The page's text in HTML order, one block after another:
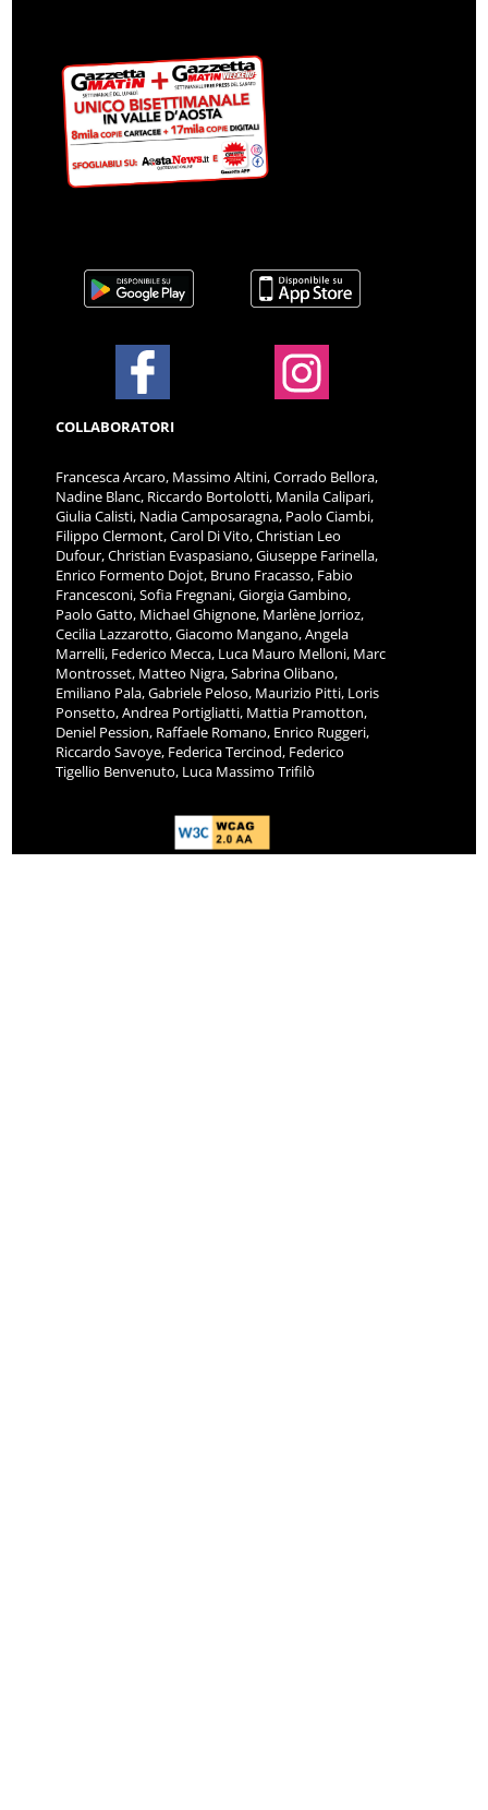
COLLABORATORI
Francesca Arcaro, Massimo Altini, Corrado Bellora,
Nadine Blanc, Riccardo Bortolotti, Manila Calipari,
Giulia Calisti, Nadia Camposaragna, Paolo Ciambi,
Filippo Clermont, Carol Di Vito, Christian Leo
Dufour, Christian Evaspasiano, Giuseppe Farinella,
Enrico Formento Dojot, Bruno Fracasso, Fabio
Francesconi, Sofia Fregnani, Giorgia Gambino,
Paolo Gatto, Michael Ghignone, Marlène Jorrioz,
Cecilia Lazzarotto, Giacomo Mangano, Angela
Marrelli, Federico Mecca, Luca Mauro Melloni, Marc
Montrosset, Matteo Nigra, Sabrina Olibano,
Emiliano Pala, Gabriele Peloso, Maurizio Pitti, Loris
Ponsetto, Andrea Portigliatti, Mattia Pramotton,
Deniel Pession, Raffaele Romano, Enrico Ruggeri,
Riccardo Savoye, Federica Tercinod, Federico
Tigellio Benvenuto, Luca Massimo Trifilò